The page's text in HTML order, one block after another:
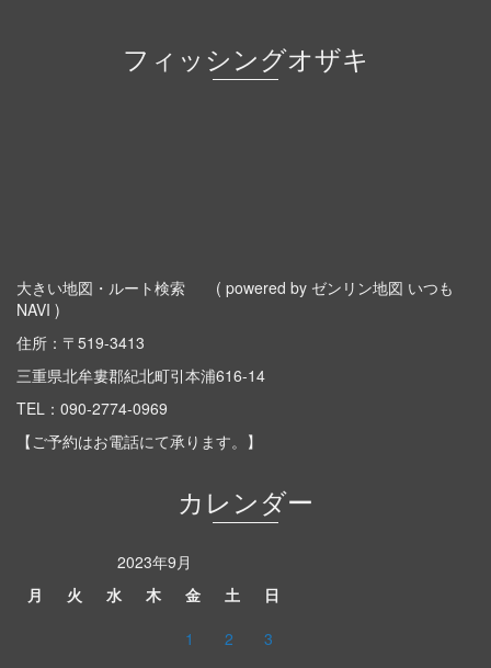
フィッシングオザキ
大きい地図・ルート検索
( powered by ゼンリン地図 いつも
NAVI )
住所：〒519-3413
三重県北牟婁郡紀北町引本浦616-14
TEL： 090-2774-0969
【ご予約はお電話にて承ります。】
カレンダー
2023年9月
月
火 水 木 金 土
日
1
2
3